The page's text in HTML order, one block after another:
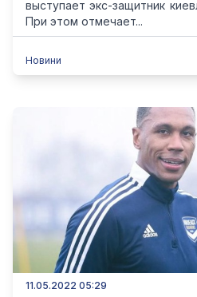
выступает экс-защитник
При этом отмечает...
Новини
11.05.2022 05:29